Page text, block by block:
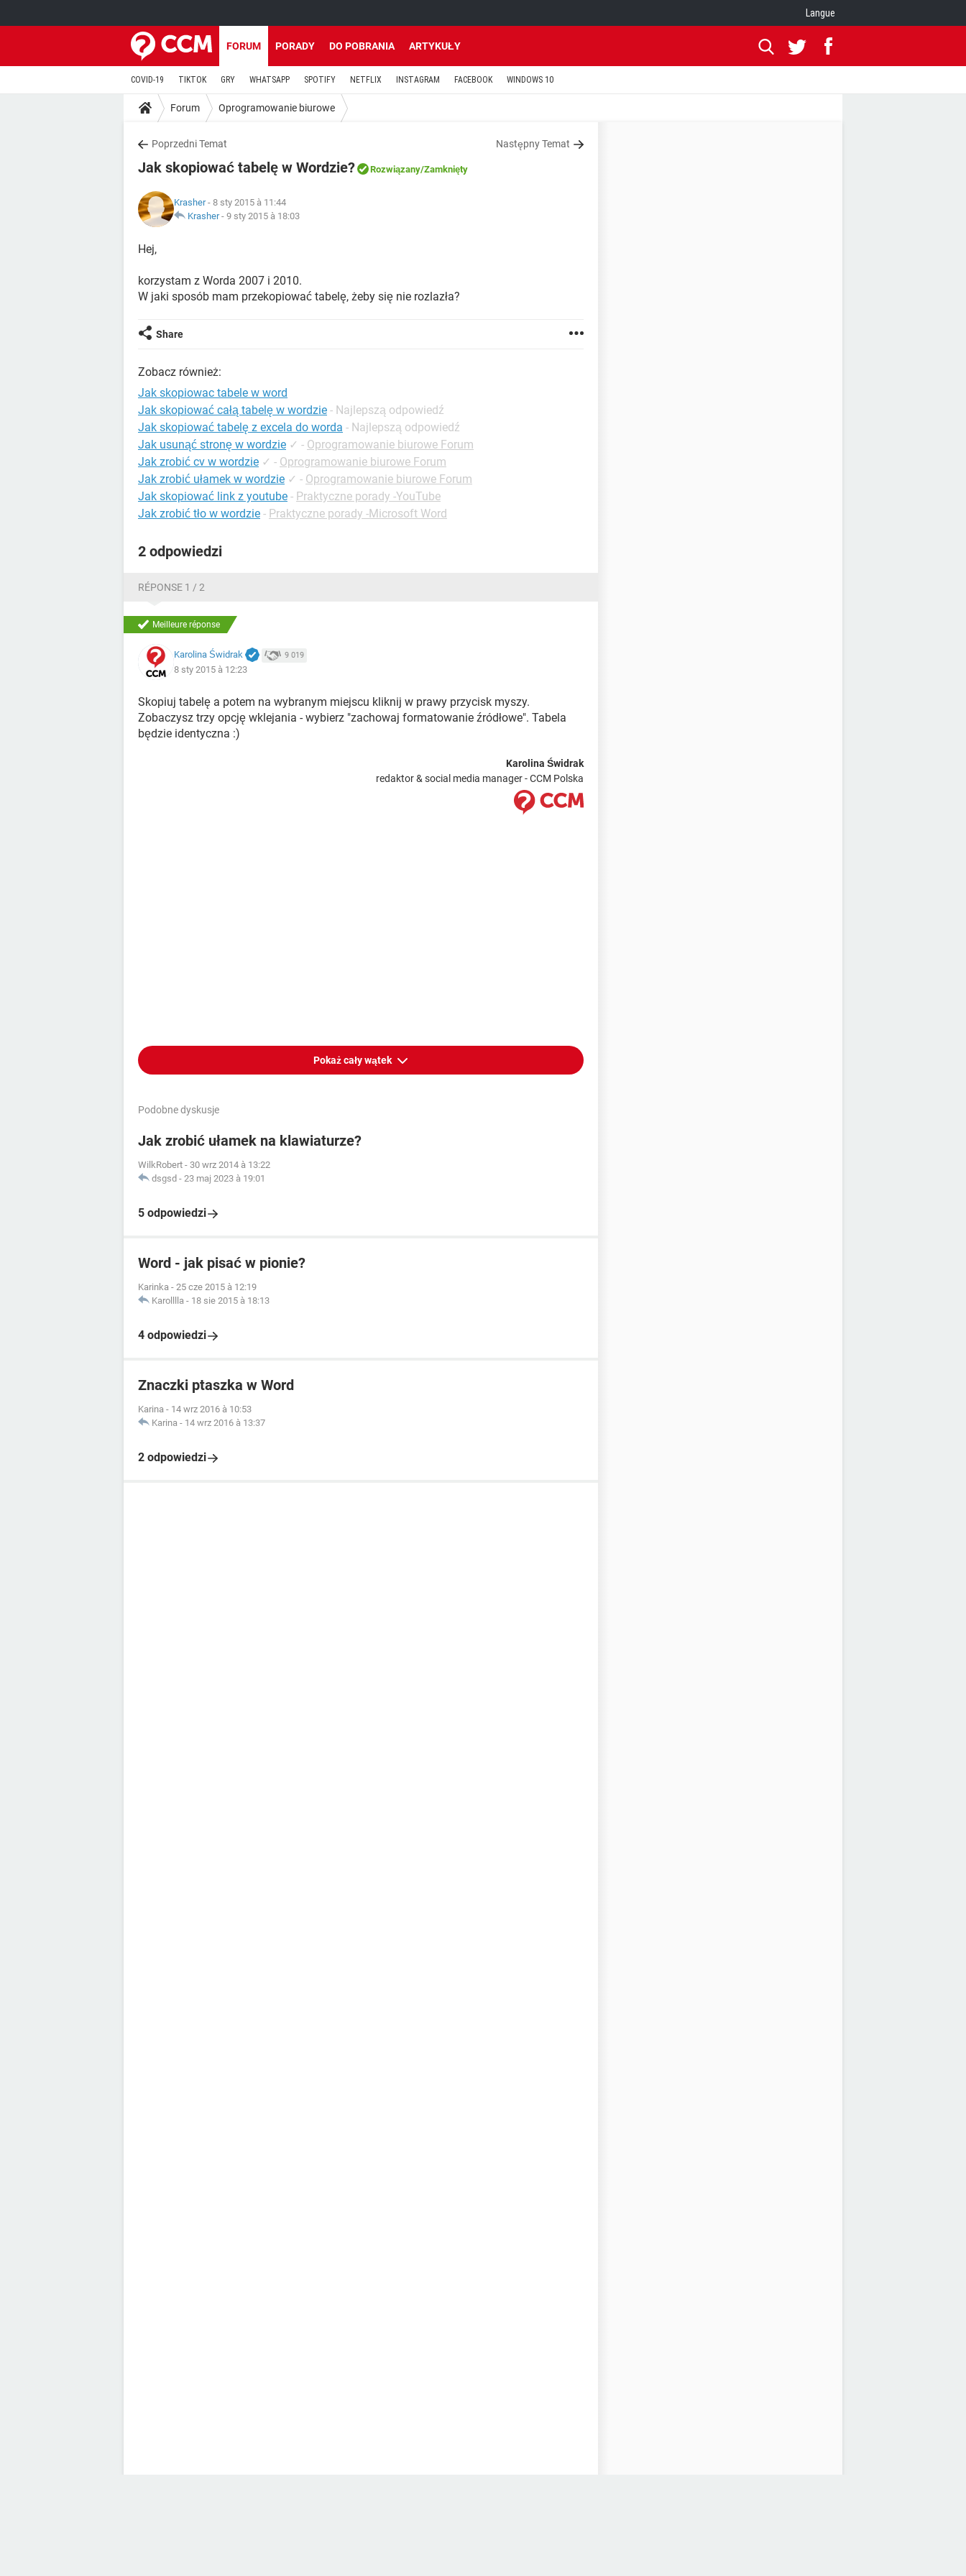
Langue
FORUM PORADY DO POBRANIA ARTYKUŁY
COVID-19 TIKTOK GRY WHATSAPP SPOTIFY NETFLIX INSTAGRAM FACEBOOK WINDOWS 10
Forum Oprogramowanie biurowe
Poprzedni Temat Następny Temat
Jak skopiować tabelę w Wordzie? Rozwiązany/Zamknięty
Krasher- 8 sty 2015 à 11:44
Krasher- 9 sty 2015 à 18:03
Hej,
korzystam z Worda 2007 i 2010.
W jaki sposób mam przekopiować tabelę, żeby się nie rozlazła?
Share
Zobacz również:
Jak skopiowac tabele w word
Jak skopiować całą tabelę w wordzie - Najlepszą odpowiedź
Jak skopiować tabelę z excela do worda - Najlepszą odpowiedź
Jak usunąć stronę w wordzie ✓ - Oprogramowanie biurowe Forum
Jak zrobić cv w wordzie ✓ - Oprogramowanie biurowe Forum
Jak zrobić ułamek w wordzie ✓ - Oprogramowanie biurowe Forum
Jak skopiować link z youtube - Praktyczne porady -YouTube
Jak zrobić tło w wordzie - Praktyczne porady -Microsoft Word
2 odpowiedzi
RÉPONSE 1 / 2
Meilleure réponse
Karolina Świdrak 9 019
8 sty 2015 à 12:23
Skopiuj tabelę a potem na wybranym miejscu kliknij w prawy przycisk myszy.
Zobaczysz trzy opcję wklejania - wybierz "zachowaj formatowanie źródłowe". Tabela
będzie identyczna :)
Karolina Świdrak
redaktor & social media manager - CCM Polska
Pokaż cały wątek
Podobne dyskusje
Jak zrobić ułamek na klawiaturze?
WilkRobert - 30 wrz 2014 à 13:22
dsgsd - 23 maj 2023 à 19:01
5 odpowiedzi
Word - jak pisać w pionie?
Karinka - 25 cze 2015 à 12:19
Karolllla - 18 sie 2015 à 18:13
4 odpowiedzi
Znaczki ptaszka w Word
Karina - 14 wrz 2016 à 10:53
Karina - 14 wrz 2016 à 13:37
2 odpowiedzi